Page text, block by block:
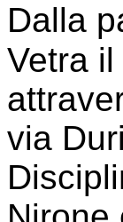
Dalla
Vetra il
via